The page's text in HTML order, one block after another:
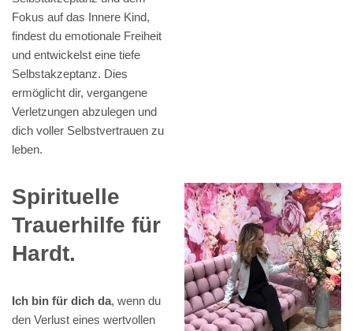
Fokus auf das Innere Kind,
findest du emotionale Freiheit
und entwickelst eine tiefe
Selbstakzeptanz. Dies
ermöglicht dir, vergangene
Verletzungen abzulegen und
dich voller Selbstvertrauen zu
leben.
Spirituelle
Trauerhilfe für
Hardt.
Ich bin für dich da, wenn du
den Verlust eines wertvollen